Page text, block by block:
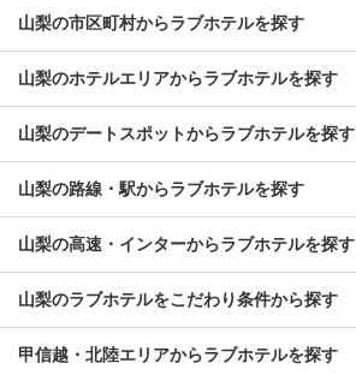
山梨の市区町村からラブホテルを探す
山梨のホテルエリアからラブホテルを探す
山梨のデートスポットからラブホテルを探す
山梨の路線・駅からラブホテルを探す
山梨の高速・インターからラブホテルを探す
山梨のラブホテルをこだわり条件から探す
甲信越・北陸エリアからラブホテルを探す